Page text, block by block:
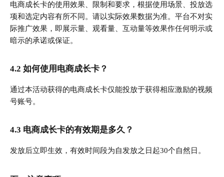
电商成长卡的使用效果、限制和要求，根据使用场景、投放选
项和选定内容有所不同。请以实际效果数据为准。平台不对实
际推广效果，即展示量、观看量、互动量等效果作任何明示或
暗示的承诺或保证。
4.2 如何使用电商成长卡？
通过本活动获得的电商成长卡仅能投放于获得相应激励的视频
号账号。
4.3 电商成长卡的有效期是多久？
发放后立即生效，有效时间段为自发放之日起30个自然日。